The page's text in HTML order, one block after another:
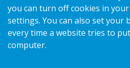
Obratite nam se
obavijest o privatnosti
Kolačići
you can turn off cookies in
settings. You can also set your
every time a website tries to
computer.